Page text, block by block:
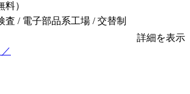
料）
査 / 電子部品系工場 / 交替制
詳細を表示